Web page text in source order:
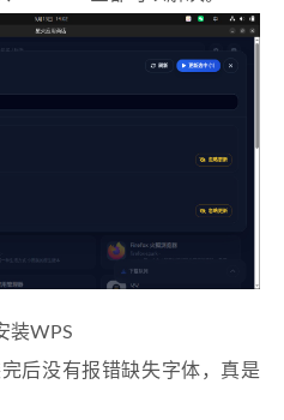
装WPS
后没有报错缺失字体，真是